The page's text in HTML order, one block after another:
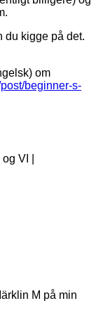
du kigge på det.
om
beginner-s-
VI |
M på min